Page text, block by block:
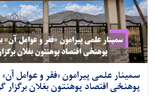
سمینار علمی پیرامون «فقر و عوامل
پوهنځی اقتصاد پوهنتون بغلان برگزار